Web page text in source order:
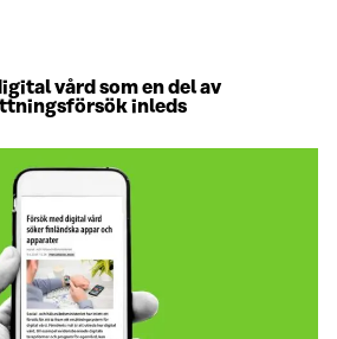
vård som en del av
inleds